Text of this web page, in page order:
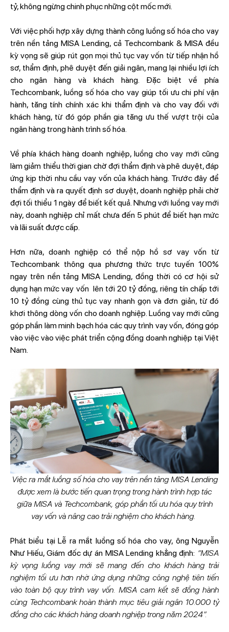
tỷ, không ngừng chinh phục những cột mốc mới.
Với việc phối hợp xây dựng thành công luồng số hóa cho vay
trên nền tảng MISA Lending, cả Techcombank & MISA đều
kỳ vọng sẽ giúp rút gọn mọi thủ tục vay vốn từ tiếp nhận hồ
sơ, thẩm định, phê duyệt đến giải ngân, mang lại nhiều lợi ích
cho ngân hàng và khách hàng. Đặc biệt về phía
Techcombank, luồng số hóa cho vay giúp tối ưu chi phí vận
hành, tăng tính chính xác khi thẩm định và cho vay đối với
khách hàng, từ đó góp phần gia tăng ưu thế vượt trội của
ngân hàng trong hành trình số hóa.
Về phía khách hàng doanh nghiệp, luồng cho vay mới cũng
làm giảm thiểu thời gian chờ đợi thẩm định và phê duyệt, đáp
ứng kịp thời nhu cầu vay vốn của khách hàng. Trước đây để
thẩm định và ra quyết định sơ duyệt, doanh nghiệp phải chờ
đợi tối thiểu 1 ngày để biết kết quả. Nhưng với luồng vay mới
này, doanh nghiệp chỉ mất chưa đến 5 phút để biết hạn mức
và lãi suất được cấp.
Hơn nữa, doanh nghiệp có thể nộp hồ sơ vay vốn từ
Techcombank thông qua phương thức trực tuyến 100%
ngay trên nền tảng MISA Lending, đồng thời có cơ hội sử
dụng hạn mức vay vốn lên tới 20 tỷ đồng, riêng tín chấp tới
10 tỷ đồng cùng thủ tục vay nhanh gọn và đơn giản, từ đó
khơi thông dòng vốn cho doanh nghiệp. Luồng vay mới cũng
góp phần làm minh bạch hóa các quy trình vay vốn, đóng góp
vào việc vào việc phát triển cộng đồng doanh nghiệp tại Việt
Nam.
Việc ra mắt luồng số hóa cho vay trên nền tảng MISA Lending
được xem là bước tiến quan trọng trong hành trình hợp tác
giữa MISA và Techcombank, góp phần tối ưu hóa quy trình
vay vốn và nâng cao trải nghiệm cho khách hàng.
Phát biểu tại Lễ ra mắt luồng số hóa cho vay, ông Nguyễn
Như Hiếu, Giám đốc dự án MISA Lending khẳng định: “MISA
kỳ vọng luồng vay mới sẽ mang đến cho khách hàng trải
nghiệm tối ưu hơn nhờ ứng dụng những công nghệ tiên tiến
vào toàn bộ quy trình vay vốn. MISA cam kết sẽ đồng hành
cùng Techcombank hoàn thành mục tiêu giải ngân 10.000 tỷ
đồng cho các khách hàng doanh nghiệp trong năm 2024”.